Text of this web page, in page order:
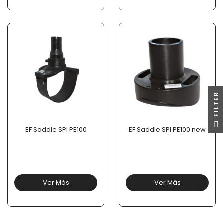
EF Saddle SPI PE100
Ver Más
EF Saddle SPI PE100 new
Ver Más
R